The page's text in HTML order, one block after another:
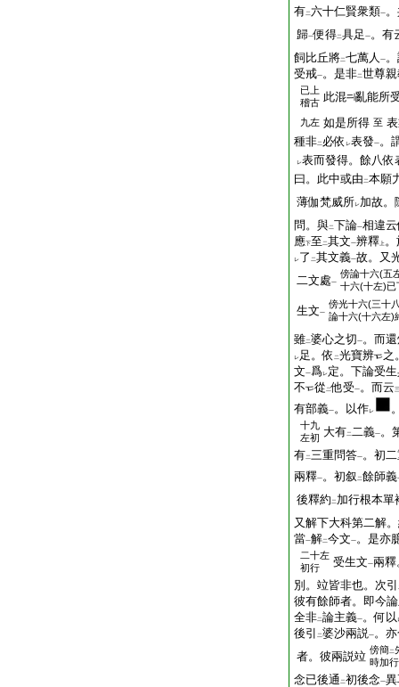
有二六十仁賢衆類一
歸一便得二具足 一。有
飼比丘將二七萬人 一
受戒一。是非二世尊
已上
稽古 此混 亂能所
九左 如是所得 至
種非二 必依 レ表發一。
レ表而發得。餘八依
曰。此中或由 二本願
薄伽梵威所レ加故。
問。與二下論一相違
應下至 二其文一辨釋 上 。
レ了 二其文義一故。又
二文處一
傍論十六(五
十六(十左)已
生文一
傍光十六(三十
論十六(十六左)
雖二婆心之切一。而
レ足。依 二光寶辨
之
文一爲レ定。下論受
不
從 二他受一。而云三
有部義一。以作レ
十九
左初 大有二二義一。
有二三重問答一。初
兩釋一。初叙 二餘師義
後釋約 二 加行根本單
又解下大科第二解
當一解二今文一。是亦
二十左
初行
受生文一兩釋
別。竝皆非也。次引
彼有餘師者。即今
全非二論主義一。何以
後引 二婆沙兩説一。
者。彼兩説竝 傍簡二
時加行
念已後通 二初後念一